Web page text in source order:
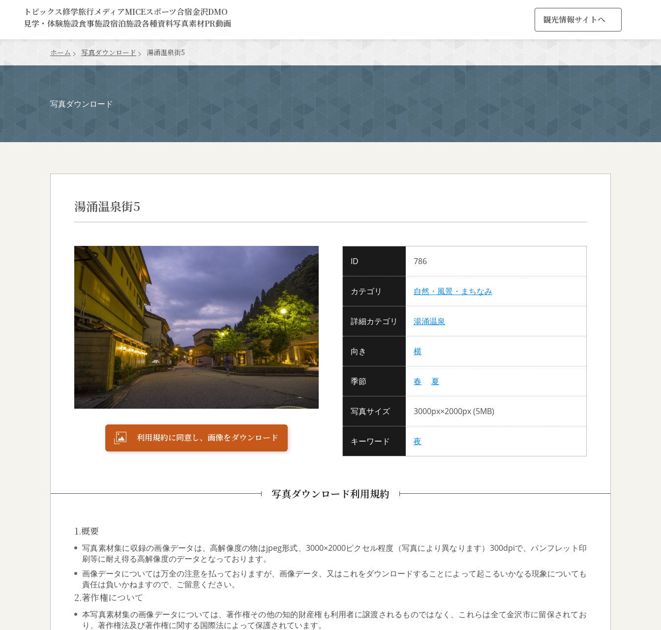
トピックス修学旅行メディアMICEスポーツ合宿金沢DMO
見学・体験施設食事施設宿泊施設各種資料写真素材PR動画 観光情報サイトへ
ホーム 写真ダウンロード 湯涌温泉街5
写真ダウンロード
湯涌温泉街5
利用規約に同意し、画像をダウンロード
ID 786
カテゴリ 自然・風景・まちなみ
詳細カテゴリ 湯涌温泉
向き 横
季節 春 夏
写真サイズ 3000px×2000px (5MB)
キーワード 夜
写真ダウンロード利用規約
1.概要
写真素材集に収録の画像データは、高解像度の物はjpeg形式、3000×2000ピクセル程度（写真により異なります）300dpiで、パンフレット印
刷等に耐え得る高解像度のデータとなっております。
画像データについては万全の注意を払っておりますが、画像データ、又はこれをダウンロードすることによって起こるいかなる現象についても
責任は負いかねますので、ご留意ください。
2.著作権について
本写真素材集の画像データについては、著作権その他の知的財産権も利用者に譲渡されるものではなく、これらは全て金沢市に留保されてお
り、著作権法及び著作権に関する国際法によって保護されています。